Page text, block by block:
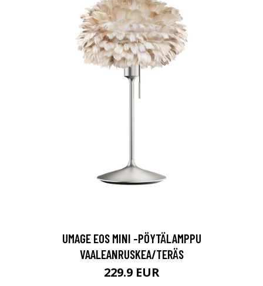
UMAGE EOS MINI -PÖYTÄLAMPPU
VAALEANRUSKEA/TERÄS
229.9 EUR